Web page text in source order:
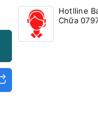
Hotlline
Chữa